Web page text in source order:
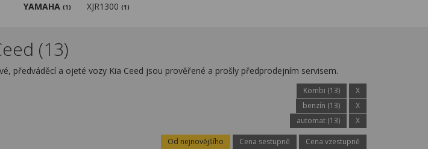
YAMAHA (1) XJR1300(1)
(13)
předváděcí a ojeté vozy Kia Ceed jsou prověřené a prošly předprodejním servisem.
Kombi (13)
X
benzín (13)
X
automat (13)
X
Od nejnovějšího Cena sestupně Cena vzestupně